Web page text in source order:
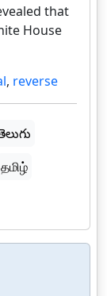
that
House
, reverse
தமிழ்